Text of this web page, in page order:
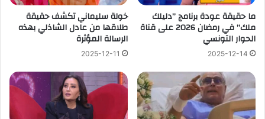
ما حقيقة عودة برنامج ”دليلك
ملك” في رمضان 2026 على قناة
الحوار التونسي
2025-12-14
خولة سليماني تكشف حقيقة
طلاقها من عادل الشاذلي بهذه
الرسالة المؤثرة
2025-12-11